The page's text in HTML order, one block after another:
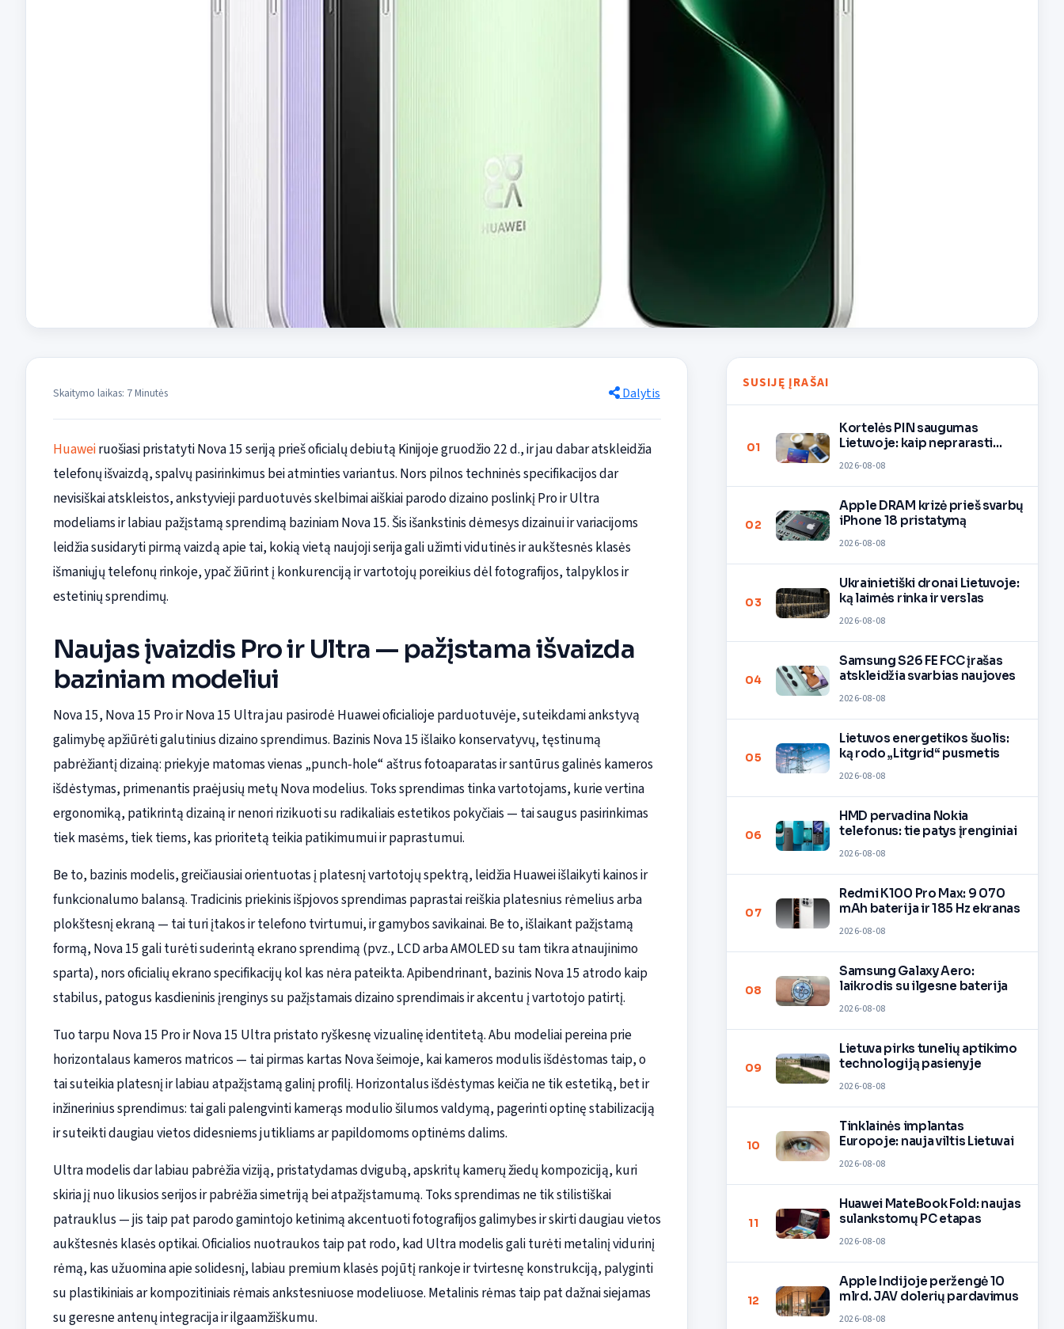
Skaitymo laikas: 7 Minutės Dalytis
Huaweiruošiasi pristatyti Nova 15 seriją prieš oficialų debiutą Kinijoje gruodžio 22 d., ir jau dabar atskleidžia
telefonų išvaizdą, spalvų pasirinkimus bei atminties variantus. Nors pilnos techninės specifikacijos dar
nevisiškai atskleistos, ankstyvieji parduotuvės skelbimai aiškiai parodo dizaino poslinkį Pro ir Ultra
modeliams ir labiau pažįstamą sprendimą baziniam Nova 15. Šis išankstinis dėmesys dizainui ir variacijoms
leidžia susidaryti pirmą vaizdą apie tai, kokią vietą naujoji serija gali užimti vidutinės ir aukštesnės klasės
išmaniųjų telefonų rinkoje, ypač žiūrint į konkurenciją ir vartotojų poreikius dėl fotografijos, talpyklos ir
estetinių sprendimų.
Naujas įvaizdis Pro ir Ultra — pažįstama išvaizda
baziniam modeliui
Nova 15, Nova 15 Pro ir Nova 15 Ultra jau pasirodė Huawei oficialioje parduotuvėje, suteikdami ankstyvą
galimybę apžiūrėti galutinius dizaino sprendimus. Bazinis Nova 15 išlaiko konservatyvų, tęstinumą
pabrėžiantį dizainą: priekyje matomas vienas „punch-hole“ aštrus fotoaparatas ir santūrus galinės kameros
išdėstymas, primenantis praėjusių metų Nova modelius. Toks sprendimas tinka vartotojams, kurie vertina
ergonomiką, patikrintą dizainą ir nenori rizikuoti su radikaliais estetikos pokyčiais — tai saugus pasirinkimas
tiek masėms, tiek tiems, kas prioritetą teikia patikimumui ir paprastumui.
Be to, bazinis modelis, greičiausiai orientuotas į platesnį vartotojų spektrą, leidžia Huawei išlaikyti kainos ir
funkcionalumo balansą. Tradicinis priekinis išpjovos sprendimas paprastai reiškia platesnius rėmelius arba
plokštesnį ekraną — tai turi įtakos ir telefono tvirtumui, ir gamybos savikainai. Be to, išlaikant pažįstamą
formą, Nova 15 gali turėti suderintą ekrano sprendimą (pvz., LCD arba AMOLED su tam tikra atnaujinimo
sparta), nors oficialių ekrano specifikacijų kol kas nėra pateikta. Apibendrinant, bazinis Nova 15 atrodo kaip
stabilus, patogus kasdieninis įrenginys su pažįstamais dizaino sprendimais ir akcentu į vartotojo patirtį.
Tuo tarpu Nova 15 Pro ir Nova 15 Ultra pristato ryškesnę vizualinę identitetą. Abu modeliai pereina prie
horizontalaus kameros matricos — tai pirmas kartas Nova šeimoje, kai kameros modulis išdėstomas taip, o
tai suteikia platesnį ir labiau atpažįstamą galinį profilį. Horizontalus išdėstymas keičia ne tik estetiką, bet ir
inžinerinius sprendimus: tai gali palengvinti kamerąs modulio šilumos valdymą, pagerinti optinę stabilizaciją
ir suteikti daugiau vietos didesniems jutikliams ar papildomoms optinėms dalims.
Ultra modelis dar labiau pabrėžia viziją, pristatydamas dvigubą, apskritų kamerų žiedų kompoziciją, kuri
skiria jį nuo likusios serijos ir pabrėžia simetriją bei atpažįstamumą. Toks sprendimas ne tik stilistiškai
patrauklus — jis taip pat parodo gamintojo ketinimą akcentuoti fotografijos galimybes ir skirti daugiau vietos
aukštesnės klasės optikai. Oficialios nuotraukos taip pat rodo, kad Ultra modelis gali turėti metalinį vidurinį
rėmą, kas užuomina apie solidesnį, labiau premium klasės pojūtį rankoje ir tvirtesnę konstrukciją, palyginti
su plastikiniais ar kompozitiniais rėmais ankstesniuose modeliuose. Metalinis rėmas taip pat dažnai siejamas
su geresne antenų integracija ir ilgaamžiškumu.
SUSIJĘ ĮRAŠAI
01
Kortelės PIN saugumas
Lietuvoje: kaip neprarasti
2026-08-08
02
Apple DRAM krizė prieš svarbų
iPhone 18 pristatymą
2026-08-08
03
Ukrainietiški dronai Lietuvoje:
ką laimės rinka ir verslas
2026-08-08
04
Samsung S26 FE FCC įrašas
atskleidžia svarbias naujoves
2026-08-08
05
Lietuvos energetikos šuolis:
ką rodo „Litgrid“ pusmetis
2026-08-08
06
HMD pervadina Nokia
telefonus: tie patys įrenginiai
2026-08-08
07
Redmi K100 Pro Max: 9 070
mAh baterija ir 185 Hz ekranas
2026-08-08
08
Samsung Galaxy Aero:
laikrodis su ilgesne baterija
2026-08-08
09
Lietuva pirks tunelių aptikimo
technologiją pasienyje
2026-08-08
10
Tinklainės implantas
Europoje: nauja viltis Lietuvai
2026-08-08
11
Huawei MateBook Fold: naujas
sulankstomų PC etapas
2026-08-08
12
Apple Indijoje peržengė 10
mlrd. JAV dolerių pardavimus
2026-08-08